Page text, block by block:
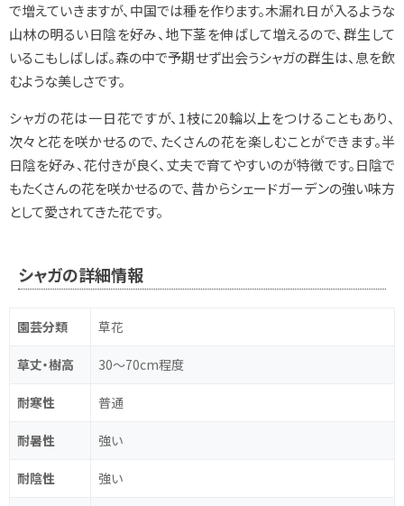
で増えていきますが、中国では種を作ります。木漏れ日が入るような
山林の明るい日陰を好み、地下茎を伸ばして増えるので、群生して
いるこもしばしば。森の中で予期せず出会うシャガの群生は、息を飲
むような美しさです。
シャガの花は一日花ですが、1枝に20輪以上をつけることもあり、
次々と花を咲かせるので、たくさんの花を楽しむことができます。半
日陰を好み、花付きが良く、丈夫で育てやすいのが特徴です。日陰で
もたくさんの花を咲かせるので、昔からシェードガーデンの強い味方
として愛されてきた花です。
シャガの詳細情報
園芸分類 草花
草丈・樹高 30～70cm程度
耐寒性 普通
耐暑性 強い
耐陰性 強い